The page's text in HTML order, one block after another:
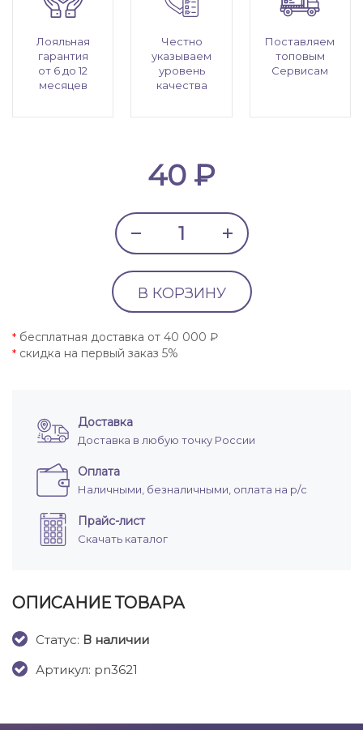
Лояльная
гарантия
от 6 до 12
месяцев
Честно
указываем
уровень
качества
Поставляем
топовым
Сервисам
40 ₽
В КОРЗИНУ
* бесплатная доставка от 40 000 ₽
* скидка на первый заказ 5%
Доставка
Доставка в любую точку России
Оплата
Наличными, безналичными, оплата на р/с
Прайс-лист
Скачать каталог
ОПИСАНИЕ ТОВАРА
Cтатус: В наличии
Артикул: pn3621